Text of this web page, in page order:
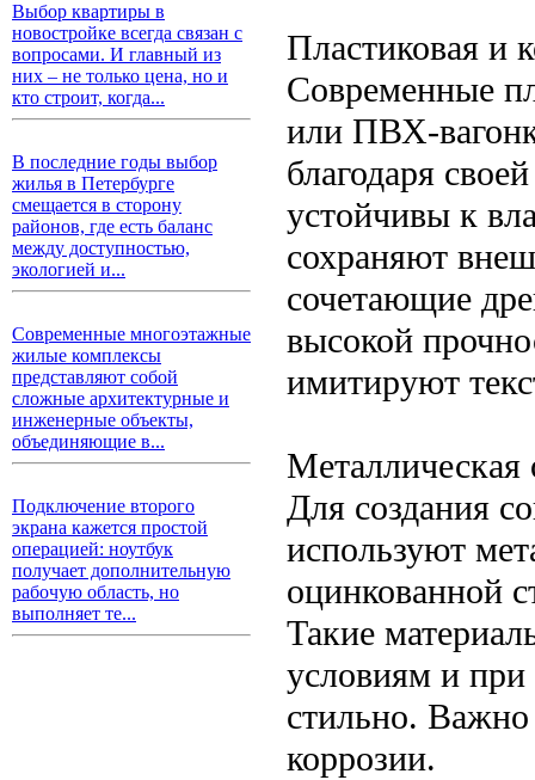
Выбор квартиры в
новостройке всегда связан с
вопросами. И главный из
них – не только цена, но и
кто строит, когда...
В последние годы выбор
жилья в Петербурге
смещается в сторону
районов, где есть баланс
между доступностью,
экологией и...
Современные многоэтажные
жилые комплексы
представляют собой
сложные архитектурные и
инженерные объекты,
объединяющие в...
Подключение второго
экрана кажется простой
операцией: ноутбук
получает дополнительную
рабочую область, но
выполняет те...
Пластиковая и
Современные
или ПВХ-
благодаря
устойчивы к
сохраняют
сочетающие
высокой
имитируют
Металлическая
Для создания
используют
оцинкованной
Такие
условиям и при
стильно.
коррозии.